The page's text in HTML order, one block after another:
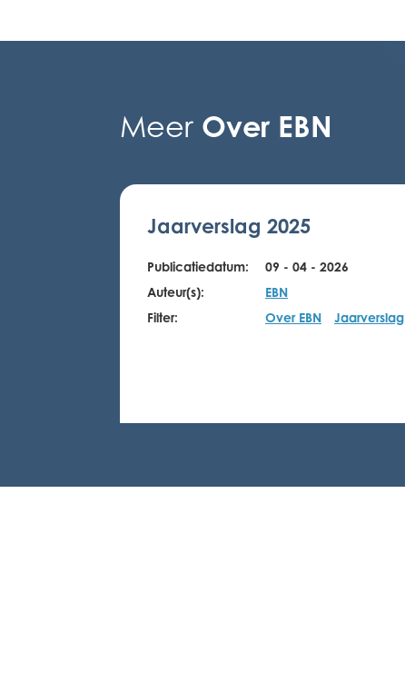
Meer Over EBN
Jaarverslag 2025
Publicatiedatum:
09 - 04 - 2026
Auteur(s):
EBN
Filter:
Over EBN Jaarverslag